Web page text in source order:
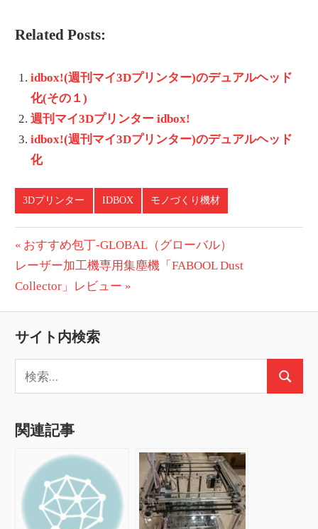
Related Posts:
idbox!(週刊マイ3Dプリンター)のデュアルヘッド
化(その１)
週刊マイ3Dプリンター idbox!
idbox!(週刊マイ3Dプリンター)のデュアルヘッド
化
3Dプリンター IDBOX モノづくり機材
投
稿
ビ
ゲ
ー
ョ
ン
前
の
投
おすすめ包丁-GLOBAL（グローバル）
次
の
レーザー加工機専用集塵機「FABOOL Dust
Collector」レビュー
サイト内検索
索:
検
関連記事